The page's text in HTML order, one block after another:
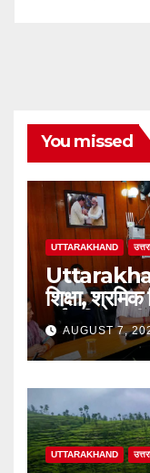
You missed
UTTARAKHAND
शिक्षा,
नई गति :
AUGUST 7,
UTTARAKHAND